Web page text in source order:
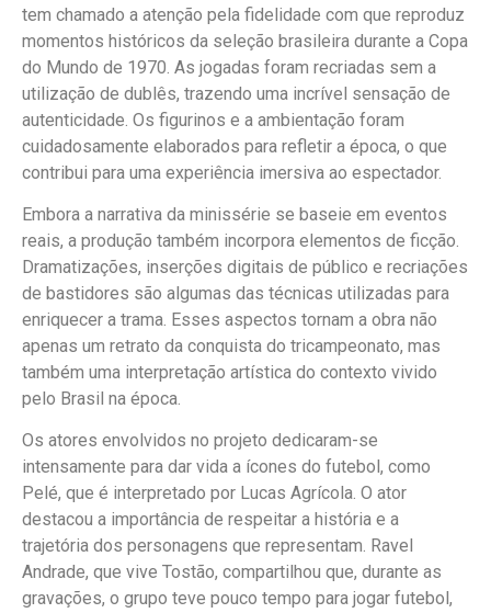
tem chamado a atenção pela fidelidade com que reproduz
momentos históricos da seleção brasileira durante a Copa
do Mundo de 1970. As jogadas foram recriadas sem a
utilização de dublês, trazendo uma incrível sensação de
autenticidade. Os figurinos e a ambientação foram
cuidadosamente elaborados para refletir a época, o que
contribui para uma experiência imersiva ao espectador.
Embora a narrativa da minissérie se baseie em eventos
reais, a produção também incorpora elementos de ficção.
Dramatizações, inserções digitais de público e recriações
de bastidores são algumas das técnicas utilizadas para
enriquecer a trama. Esses aspectos tornam a obra não
apenas um retrato da conquista do tricampeonato, mas
também uma interpretação artística do contexto vivido
pelo Brasil na época.
Os atores envolvidos no projeto dedicaram-se
intensamente para dar vida a ícones do futebol, como
Pelé, que é interpretado por Lucas Agrícola. O ator
destacou a importância de respeitar a história e a
trajetória dos personagens que representam. Ravel
Andrade, que vive Tostão, compartilhou que, durante as
gravações, o grupo teve pouco tempo para jogar futebol,